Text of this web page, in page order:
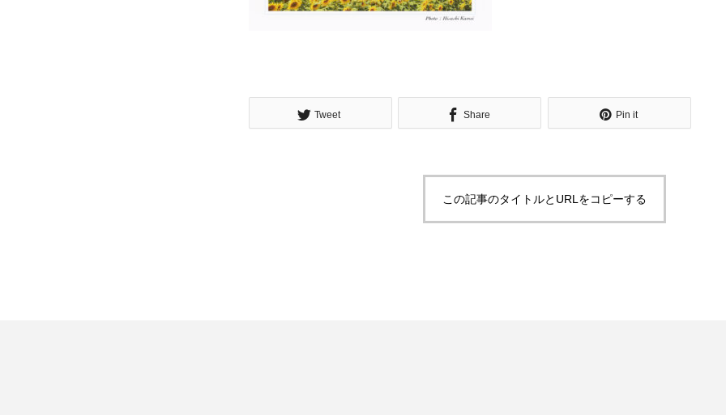
Tweet Share Pin it
この記事のタイトルとURLをコピーする